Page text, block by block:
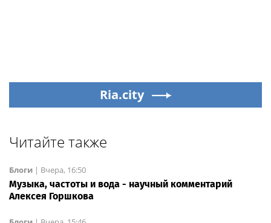
Ria.city
Читайте также
Блоги | Вчера, 16:50
Музыка, частоты и вода - научный комментарий
Алексея Горшкова